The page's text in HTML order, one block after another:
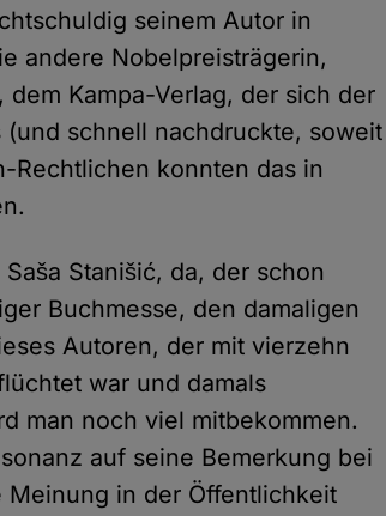
seinem Autor in
andere Nobelpreisträgerin,
Kampa-Verlag, der sich der
schnell nachdruckte, soweit
Rechtlichen konnten das in
Stanišić, da, der schon
Buchmesse, den damaligen
Autoren, der mit vierzehn
war und damals
man noch viel mitbekommen.
auf seine Bemerkung bei
in der Öffentlichkeit